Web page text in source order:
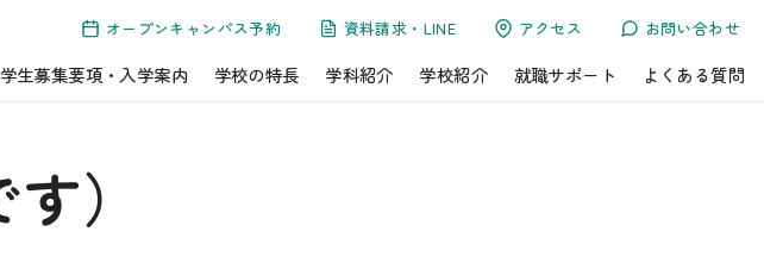
オープンキャンパス予約 資料請求・LINE アクセス お問い合わせ
学生募集要項・入学案内 学校の特長 学科紹介 学校紹介 就職サポート よくある質問
）